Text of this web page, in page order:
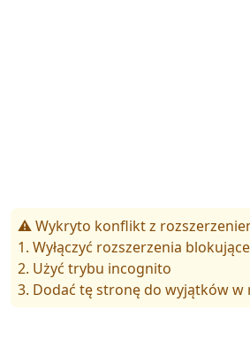
⚠️ Wykryto konflikt z
1. Wyłączyć rozszerzenia
2. Użyć trybu incognito
3. Dodać tę stronę do wyjątków w